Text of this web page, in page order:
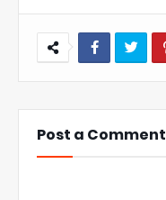
Post a Comment